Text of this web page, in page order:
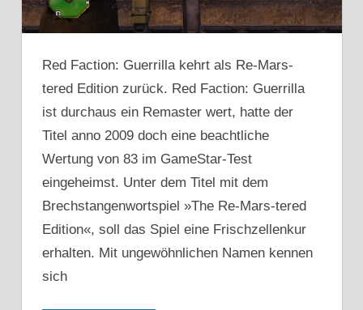
Red Faction: Guerrilla kehrt als Re-Mars-
tered Edition zurück. Red Faction: Guerrilla
ist durchaus ein Remaster wert, hatte der
Titel anno 2009 doch eine beachtliche
Wertung von 83 im GameStar-Test
eingeheimst. Unter dem Titel mit dem
Brechstangenwortspiel »The Re-Mars-tered
Edition«, soll das Spiel eine Frischzellenkur
erhalten. Mit ungewöhnlichen Namen kennen
sich